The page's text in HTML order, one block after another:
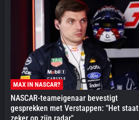
MAX IN NASCAR?
NASCAR-teameigenaar bevestigt
gesprekken met Verstappen: "Het staat